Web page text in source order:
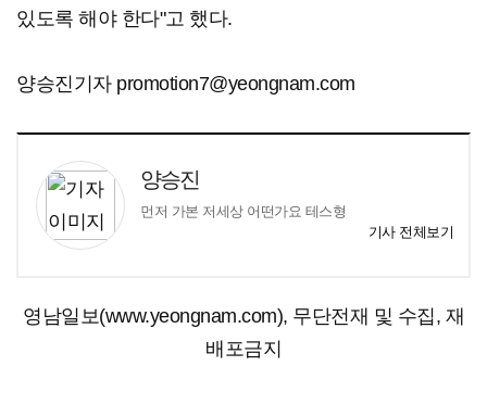
있도록 해야 한다"고 했다.
양승진기자 promotion7@yeongnam.com
양승진
먼저 가본 저세상 어떤가요 테스형
기사 전체보기
영남일보(www.yeongnam.com), 무단전재 및 수집, 재
배포금지